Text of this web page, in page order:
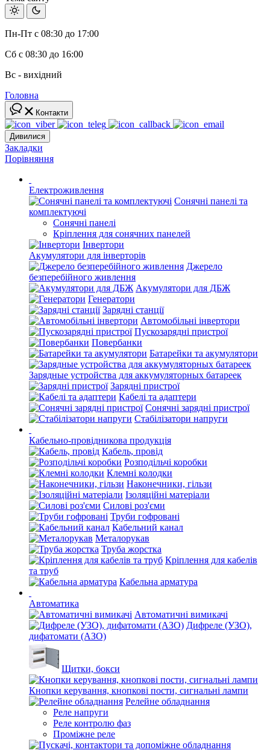
Пн-Пт с 08:30 до 17:00
Сб с 08:30 до 16:00
Вс - вихідний
Головна
Контакти
Дивилися
Закладки
Порівняння
Електроживлення
Сонячні панелі та
комплектуючі
Сонячні панелі
Кріплення для сонячних панелей
Інвертори
Акумулятори для інверторів
Джерело
безперебійного живлення
Акумулятори для ДБЖ
Генератори
Зарядні станції
Автомобільні інвертори
Пускозарядні пристрої
Повербанки
Батарейки та акумулятори
Зарядные устройства для аккумуляторных батареек
Зарядні пристрої
Кабелі та адаптери
Сонячні зарядні пристрої
Стабілізатори напруги
Кабельно-провідникова продукція
Кабель, провід
Розподільчі коробки
Клемні колодки
Наконечники, гільзи
Ізоляційні матеріали
Силові роз'єми
Труби гофровані
Кабельний канал
Металорукав
Труба жорстка
Кріплення для кабелів
та труб
Кабельна арматура
Автоматика
Автоматичні вимикачі
Дифреле (УЗО),
дифатомати (АЗО)
Щитки, бокси
Кнопки керування, кнопкові пости, сигнальні лампи
Релейне обладнання
Реле напруги
Реле контролю фаз
Проміжне реле